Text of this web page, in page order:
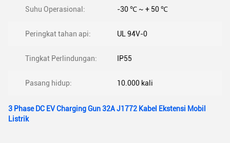
Suhu Operasional: -30 ℃ ~ + 50 ℃
Peringkat tahan api: UL 94V-0
Tingkat Perlindungan: IP55
Pasang hidup: 10.000 kali
3 Phase DC EV Charging Gun 32A J1772 Kabel Ekstensi Mobil
Listrik